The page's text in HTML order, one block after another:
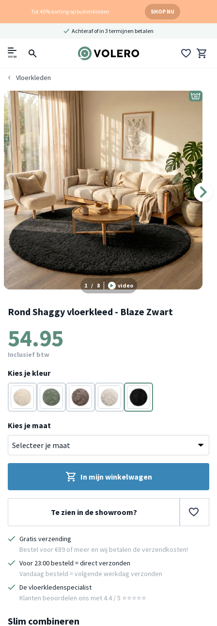
Tot 40% korting op buitenkleden SHOP NU
Achteraf of in 3 termijnen betalen
menu
Vloerkleden
1 / 8 video
Rond Shaggy vloerkleed - Blaze Zwart
54.95
Inclusief btw
Kies je kleur
beige Groen Taupe Crème
Antraciet
Kies je maat
In mijn winkelwagen
Te zien in de showroom?
Gratis verzending
Bestel voor €89 of meer en wij betalen de verzendkosten!
Voor 23:00 besteld = direct verzonden
Vandaag besteld = volgende werkdag verzonden
De vloerkledenspecialist
Klanten beoordelen ons met 4.4 / 5 ⭐⭐⭐⭐⭐
Slim combineren